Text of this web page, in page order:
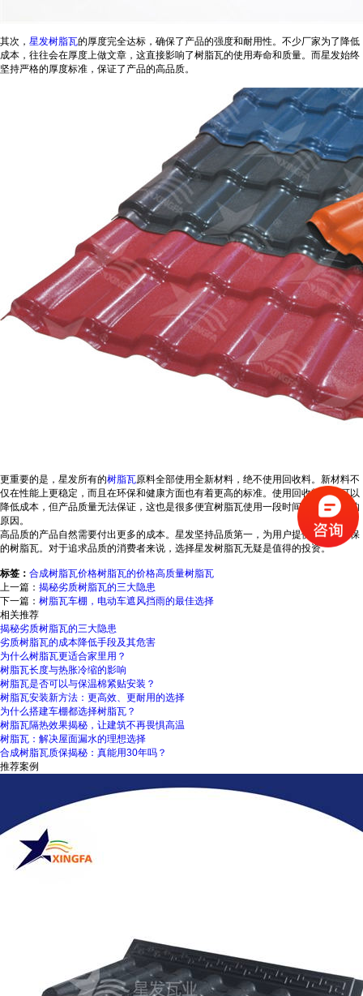
其次， 星发树脂瓦的厚度完全达标，确保了产品的强度和耐用性。不少厂家为了降低
成本，往往会在厚度上做文章，这直接影响了树脂瓦的使用寿命和质量。而星发始终
坚持严格的厚度标准，保证了产品的高品质。
更重要的是，星发所有的树脂瓦原料全部使用全新材料，绝不使用回收料。新材料不
仅在性能上更稳定，而且在环保和健康方面也有着更高的标准。使用回收料虽然可以
降低成本，但产品质量无法保证，这也是很多便宜树脂瓦使用一段时间后问题频出的
原因。
高品质的产品自然需要付出更多的成本。星发坚持品质第一，为用户提供耐用、环保
的树脂瓦。对于追求品质的消费者来说，选择星发树脂瓦无疑是值得的投资。
标签： 合成树脂瓦价格树脂瓦的价格高质量树脂瓦
上一篇： 揭秘劣质树脂瓦的三大隐患
下一篇： 树脂瓦车棚，电动车遮风挡雨的最佳选择
相关推荐
揭秘劣质树脂瓦的三大隐患
劣质树脂瓦的成本降低手段及其危害
为什么树脂瓦更适合家里用？
树脂瓦长度与热胀冷缩的影响
树脂瓦是否可以与保温棉紧贴安装？
树脂瓦安装新方法：更高效、更耐用的选择
为什么搭建车棚都选择树脂瓦？
树脂瓦隔热效果揭秘，让建筑不再畏惧高温
树脂瓦：解决屋面漏水的理想选择
合成树脂瓦质保揭秘：真能用30年吗？
推荐案例